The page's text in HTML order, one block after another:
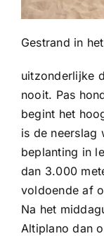
Gestrand in
uitzonderlijke
nooit. Pas
begint het
is de neerslag
beplanting in
dan 3.000
voldoende af
Na het
Altiplano dan